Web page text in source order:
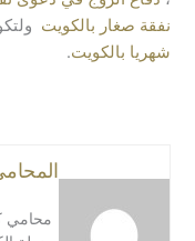
نفقة صغار بالكويت
شهريا بالكويت.
محامي